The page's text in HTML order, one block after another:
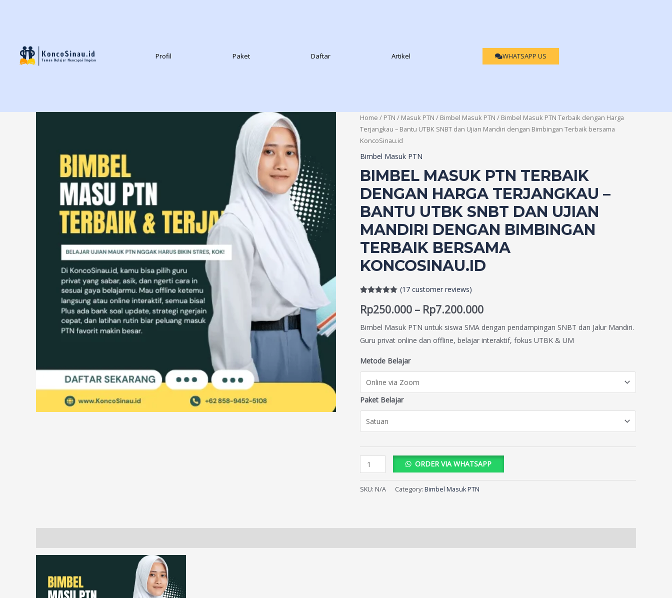
Profil Paket Daftar Artikel WHATSAPP US
Home / PTN / Masuk PTN / Bimbel Masuk PTN / Bimbel Masuk PTN Terbaik dengan Harga
Terjangkau – Bantu UTBK SNBT dan Ujian Mandiri dengan Bimbingan Terbaik bersama
KoncoSinau.id
Bimbel Masuk PTN
BIMBEL MASUK PTN TERBAIK
DENGAN HARGA TERJANGKAU –
BANTU UTBK SNBT DAN UJIAN
MANDIRI DENGAN BIMBINGAN
TERBAIK BERSAMA
KONCOSINAU.ID
out of 5
based on
ratings
(17customer reviews)
Rp250.000 – Rp7.200.000
Bimbel Masuk PTN untuk siswa SMA dengan pendampingan SNBT dan Jalur Mandiri.
Guru privat online dan offline, belajar interaktif, fokus UTBK & UM
Metode Belajar
Paket Belajar
ORDER VIA WHATSAPP
SKU: N/A Category: Bimbel Masuk PTN